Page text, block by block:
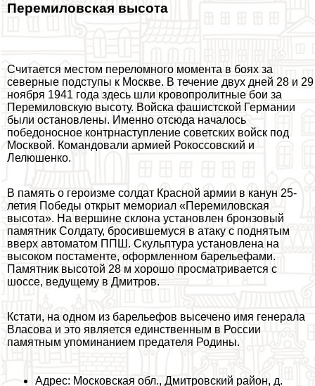
Перемиловская высота
Считается местом переломного момента в боях за
северные подступы к Москве. В течение двух дней 28 и 29
ноября 1941 года здесь шли кровопролитные бои за
Перемиловскую высоту. Войска фашистской Германии
были остановлены. Именно отсюда началось
победоносное контрнаступление советских войск под
Москвой. Комaндовали армией Рокоссовский и
Лелюшенко.
В память о героизме солдат Красной армии в канун 25-
летия Победы открыт мемориал «Перемиловская
высота». На вершине склона установлен бронзовый
памятник Солдату, бросившемуся в атаку с поднятым
вверх автоматом ППШ. Скульптура установлена на
высоком постаменте, оформленном барельефами.
Памятник высотой 28 м хорошо просматривается с
шоссе, ведущему в Дмитров.
Кстати, на одном из барельефов высечено имя генерала
Власова и это является единственным в России
памятным упоминанием предателя Родины.
Адрес: Московская обл., Дмитровский район, д.